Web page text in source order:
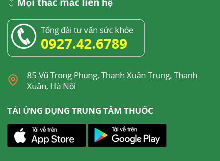
Mọi thắc mắc liên hệ
Tổng đài tư vấn sức khỏe
0927.42.6789
85 Vũ Trọng Phụng, Thanh Xuân Trung, Thanh
Xuân, Hà Nội
TẢI ỨNG DỤNG TRUNG TÂM THUỐC